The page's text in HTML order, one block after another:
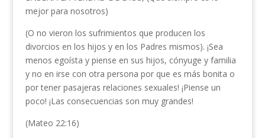
mejor para nosotros)
(O no vieron los sufrimientos que producen los
divorcios en los hijos y en los Padres mismos). ¡Sea
menos egoísta y piense en sus hijos, cónyuge y familia
y no en irse con otra persona por que es más bonita o
por tener pasajeras relaciones sexuales! ¡Piense un
poco! ¡Las consecuencias son muy grandes!
(Mateo 22:16)